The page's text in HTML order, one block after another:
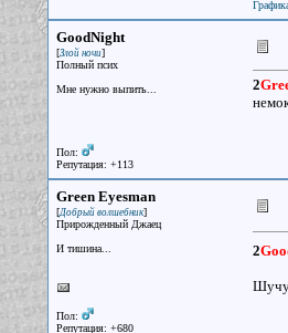
GoodNight
[Злой ночи]
Полный псих
Мне нужно выпить...
Пол:
Репутация: +113
2
Green Eyesman
[Добрый волшебник]
Прирожденный Джаец
И тишина...
Пол:
Репутация: +680
2